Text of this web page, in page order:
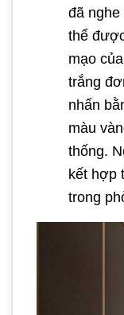
đã
thể
mạo
trắng
nhấn
màu
thống.
kết hợp
trong